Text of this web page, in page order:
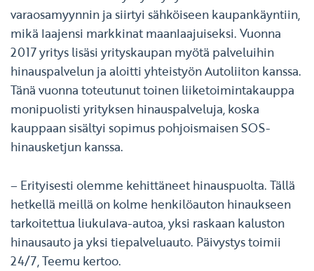
varaosamyynnin ja siirtyi sähköiseen kaupankäyntiin,
mikä laajensi markkinat maanlaajuiseksi. Vuonna
2017 yritys lisäsi yrityskaupan myötä palveluihin
hinauspalvelun ja aloitti yhteistyön Autoliiton kanssa.
Tänä vuonna toteutunut toinen liiketoimintakauppa
monipuolisti yrityksen hinauspalveluja, koska
kauppaan sisältyi sopimus pohjoismaisen SOS-
hinausketjun kanssa.
– Erityisesti olemme kehittäneet hinauspuolta. Tällä
hetkellä meillä on kolme henkilöauton hinaukseen
tarkoitettua liukulava-autoa, yksi raskaan kaluston
hinausauto ja yksi tiepalveluauto. Päivystys toimii
24/7, Teemu kertoo.